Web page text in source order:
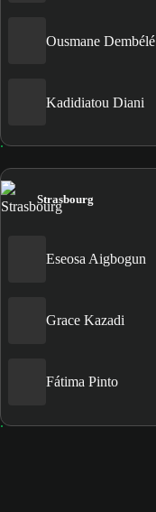
Ousmane Dembélé
Kadidiatou Diani
Strasbourg
Eseosa Aigbogun
Grace Kazadi
Fátima Pinto